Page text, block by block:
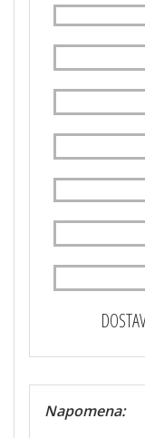
Napomena: